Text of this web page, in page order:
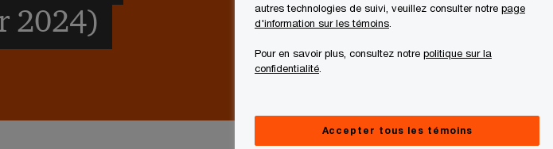
2024)
autres technologies de suivi, veuillez consulter notre page
d'information sur les témoins
Pour en savoir plus, consultez notre politique sur la
confidentialité
Accepter tous les témoins